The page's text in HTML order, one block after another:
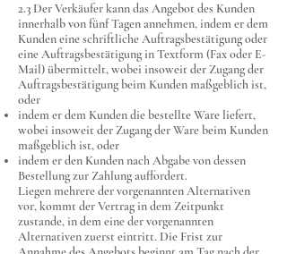
2.3 Der Verkäufer kann das Angebot des Kunden
innerhalb von fünf Tagen annehmen, indem er dem
Kunden eine schriftliche Auftragsbestätigung oder
eine Auftragsbestätigung in Textform (Fax oder E-
Mail) übermittelt, wobei insoweit der Zugang der
Auftragsbestätigung beim Kunden maßgeblich ist,
oder
indem er dem Kunden die bestellte Ware liefert,
wobei insoweit der Zugang der Ware beim Kunden
maßgeblich ist, oder
indem er den Kunden nach Abgabe von dessen
Bestellung zur Zahlung auffordert.
Liegen mehrere der vorgenannten Alternativen
vor, kommt der Vertrag in dem Zeitpunkt
zustande, in dem eine der vorgenannten
Alternativen zuerst eintritt. Die Frist zur